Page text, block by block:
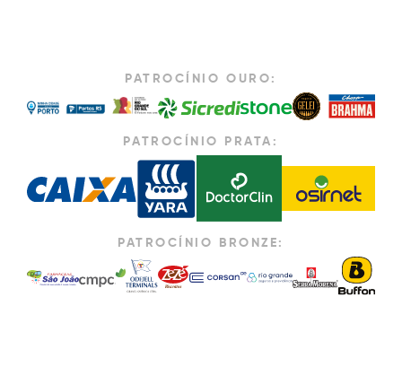
PATROCÍNIO OURO:
PATROCÍNIO PRATA:
PATROCÍNIO BRONZE: